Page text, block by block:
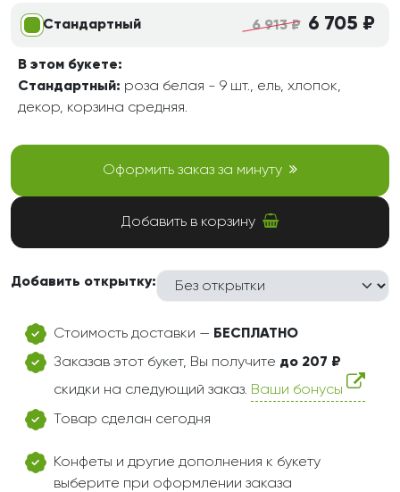
Стандартный 6 913 ₽ 6 705 ₽
В этом букете:
Стандартный: роза белая - 9 шт., ель, хлопок,
декор, корзина средняя.
Оформить заказ за минуту
Добавить в корзину
Добавить открытку:
Стоимость доставки — БЕСПЛАТНО
Заказав этот букет, Вы получите до 207 ₽
скидки на следующий заказ. Ваши бонусы
Товар сделан сегодня
Конфеты и другие дополнения к букету
выберите при оформлении заказа